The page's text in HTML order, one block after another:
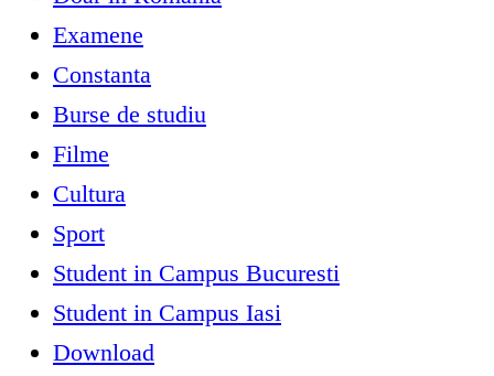
Examene
Constanta
Burse de studiu
Filme
Cultura
Sport
Student in Campus Bucuresti
Student in Campus Iasi
Download